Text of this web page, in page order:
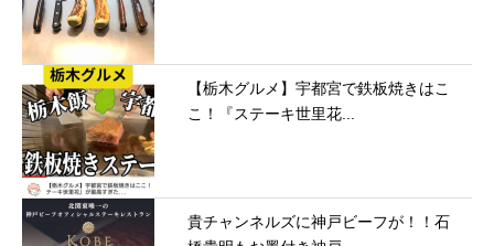
【栃木グルメ】宇都宮で鉄板焼きはこ
こ！『ステーキ世里花...
貴チャンネルズに神戸ビーフが！！石